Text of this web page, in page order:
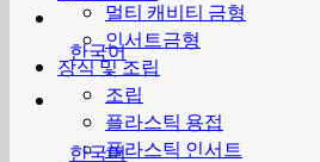
한국어
한국어
멀티 캐비티 금형
인서트금형
장식 및 조립
조립
플라스틱 용접
플라스틱 인서트